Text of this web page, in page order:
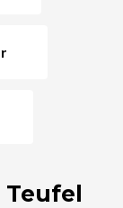
Teufel